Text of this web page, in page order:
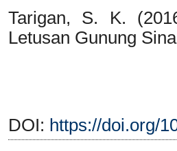
Tarigan, S. K.
Letusan Gunung
DOI: https://doi.org/